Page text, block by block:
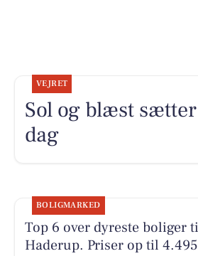
VEJRET
Sol og blæst
dag
BOLIGMARKED
Top 6 over dyreste boliger
Haderup. Priser op til